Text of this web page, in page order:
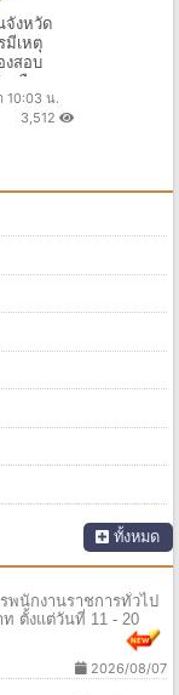
จังหวัด
มีเหตุ
งสอบ
เดือน
นที่ 5-14
10:03 น.
3,512
ทั้งหมด
นักงานราชการทั่วไป
ท ตั้งแต่วันที่ 11 - 20
2026/08/07